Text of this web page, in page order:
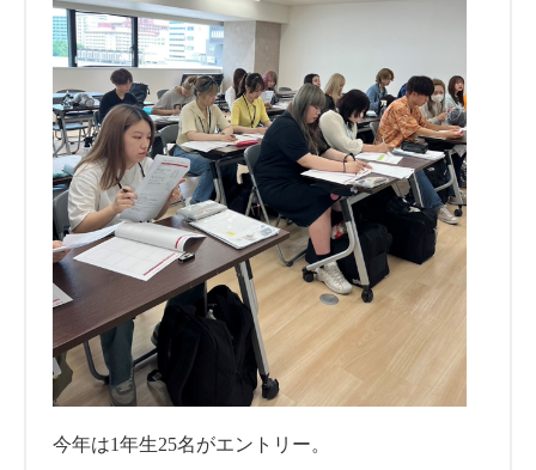
今年は1年生25名がエントリー。